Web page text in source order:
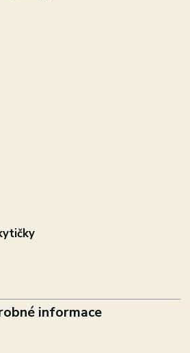
informace